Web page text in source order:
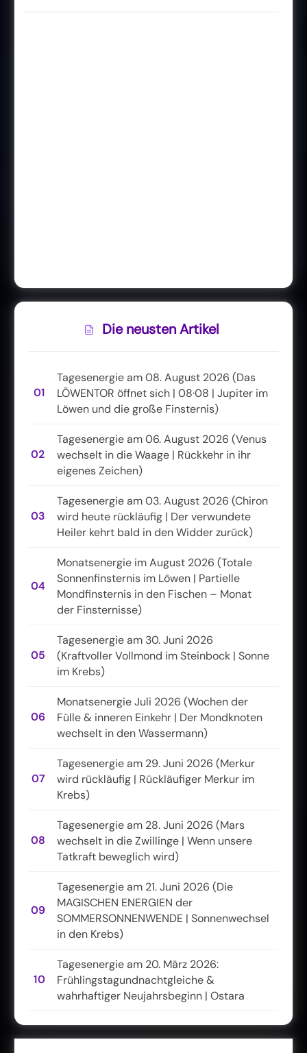
Die neusten Artikel
01
Tagesenergie am 08. August 2026 (Das
LÖWENTOR öffnet sich | 08·08 | Jupiter im
Löwen und die große Finsternis)
02
Tagesenergie am 06. August 2026 (Venus
wechselt in die Waage | Rückkehr in ihr
eigenes Zeichen)
03
Tagesenergie am 03. August 2026 (Chiron
wird heute rückläufig | Der verwundete
Heiler kehrt bald in den Widder zurück)
04
Monatsenergie im August 2026 (Totale
Sonnenfinsternis im Löwen | Partielle
Mondfinsternis in den Fischen – Monat
der Finsternisse)
05
Tagesenergie am 30. Juni 2026
(Kraftvoller Vollmond im Steinbock | Sonne
im Krebs)
06
Monatsenergie Juli 2026 (Wochen der
Fülle & inneren Einkehr | Der Mondknoten
wechselt in den Wassermann)
07
Tagesenergie am 29. Juni 2026 (Merkur
wird rückläufig | Rückläufiger Merkur im
Krebs)
08
Tagesenergie am 28. Juni 2026 (Mars
wechselt in die Zwillinge | Wenn unsere
Tatkraft beweglich wird)
09
Tagesenergie am 21. Juni 2026 (Die
MAGISCHEN ENERGIEN der
SOMMERSONNENWENDE | Sonnenwechsel
in den Krebs)
10
Tagesenergie am 20. März 2026:
Frühlingstagundnachtgleiche &
wahrhaftiger Neujahrsbeginn | Ostara